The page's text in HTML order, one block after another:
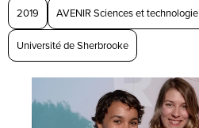
2019 AVENIR Sciences et technologie
Université de Sherbrooke